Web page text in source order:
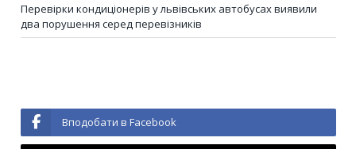
Перевірки кондиціонерів у львівських автобусах виявили
два порушення серед перевізників
Вподобати в Facebook